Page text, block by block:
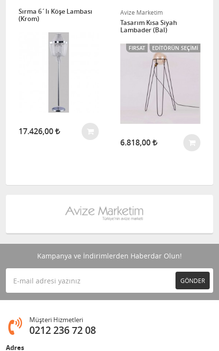
Sırma 6´lı Köşe Lambası
(Krom)
17.426,00
Avize Marketim
Tasarım Kısa Siyah
Lambader (Bal)
FIRSAT EDITÖRÜN SEÇIMI
6.818,00
Kampanya ve İndirimlerden Haberdar Olun!
GÖNDER
Müşteri Hizmetleri
0212 236 72 08
Adres